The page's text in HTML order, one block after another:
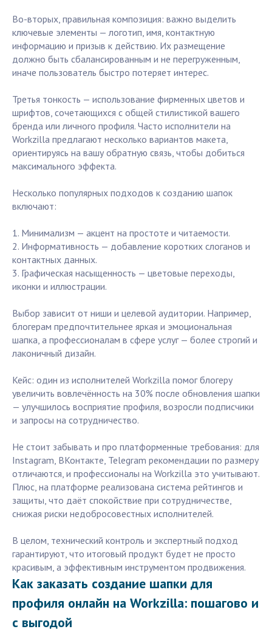
Во-вторых, правильная композиция: важно выделить
ключевые элементы — логотип, имя, контактную
информацию и призыв к действию. Их размещение
должно быть сбалансированным и не перегруженным,
иначе пользователь быстро потеряет интерес.
Третья тонкость — использование фирменных цветов и
шрифтов, сочетающихся с общей стилистикой вашего
бренда или личного профиля. Часто исполнители на
Workzilla предлагают несколько вариантов макета,
ориентируясь на вашу обратную связь, чтобы добиться
максимального эффекта.
Несколько популярных подходов к созданию шапок
включают:
1. Минимализм — акцент на простоте и читаемости.
2. Информативность — добавление коротких слоганов и
контактных данных.
3. Графическая насыщенность — цветовые переходы,
иконки и иллюстрации.
Выбор зависит от ниши и целевой аудитории. Например,
блогерам предпочтительнее яркая и эмоциональная
шапка, а профессионалам в сфере услуг — более строгий и
лаконичный дизайн.
Кейс: один из исполнителей Workzilla помог блогеру
увеличить вовлечённость на 30% после обновления шапки
— улучшилось восприятие профиля, возросли подписчики
и запросы на сотрудничество.
Не стоит забывать и про платформенные требования: для
Instagram, ВКонтакте, Telegram рекомендации по размеру
отличаются, и профессионалы на Workzilla это учитывают.
Плюс, на платформе реализована система рейтингов и
защиты, что даёт спокойствие при сотрудничестве,
снижая риски недобросовестных исполнителей.
В целом, технический контроль и экспертный подход
гарантируют, что итоговый продукт будет не просто
красивым, а эффективным инструментом продвижения.
Как заказать создание шапки для
профиля онлайн на Workzilla: пошагово и
с выгодой